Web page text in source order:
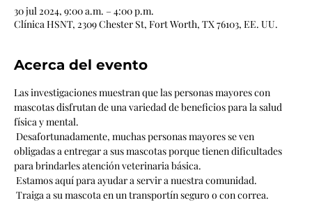
30 jul 2024, 9:00 a.m. – 4:00 p.m.
Clínica HSNT, 2309 Chester St, Fort Worth, TX 76103, EE. UU.
Acerca del evento
Las investigaciones muestran que las personas mayores con
mascotas disfrutan de una variedad de beneficios para la salud
física y mental.
obligadas a entregar a sus mascotas porque tienen dificultades
para brindarles atención veterinaria básica.
Estamos aquí para ayudar a servir a nuestra comunidad.
Traiga a su mascota en un transportín seguro o con correa.